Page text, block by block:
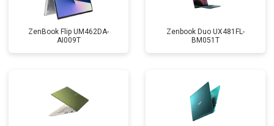
ZenBook Flip UM462DA-
AI009T
Zenbook Duo UX481FL-
BM051T